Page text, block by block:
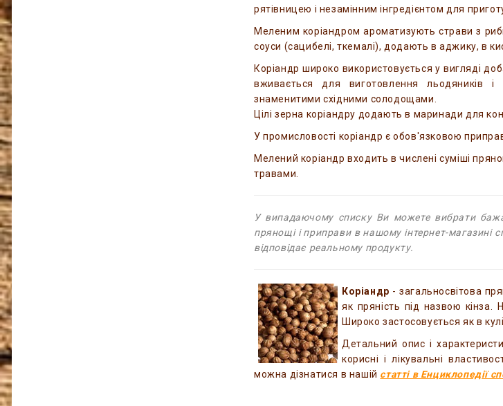
рятівницею і незамінним інгредієнтом для
Меленим коріандром ароматизують страви з
соуси (сацибелі, ткемалі), додають в аджику, в
Коріандр широко використовується у вигляді
вживається для виготовлення льодяників
знаменитими східними солодощами.
Цілі зерна коріандру додають в маринади для
У промисловості коріандр є обов'язковою
Мелений коріандр входить в числені суміші
травами.
У випадаючому списку Ви можете вибрати
прянощі і приправи в нашому інтернет-магазині
відповідає реальному продукту.
Коріандр - загальносвітова
як пряність під назвою
Широко застосовується як в
Детальний опис і
корисні і лікувальні
можна дізнатися в нашій статті в Енциклопедії